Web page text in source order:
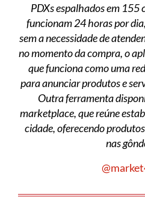
PDXs espalhados em 155
funcionam 24 horas por
sem a necessidade de
no momento da compra, o
que funciona como uma
para anunciar produtos e
Outra ferramenta
marketplace, que reúne
cidade, oferecendo
nas